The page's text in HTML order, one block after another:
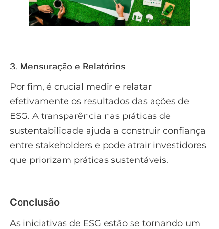
3. Mensuração e Relatórios
Por fim, é crucial medir e relatar
efetivamente os resultados das ações de
ESG. A transparência nas práticas de
sustentabilidade ajuda a construir confiança
entre stakeholders e pode atrair investidores
que priorizam práticas sustentáveis.
Conclusão
As iniciativas de ESG estão se tornando um